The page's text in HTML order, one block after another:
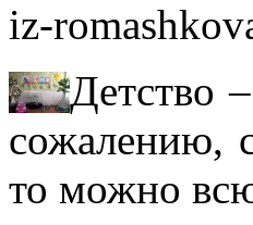
iz-
Детство
сожалению,
то можно